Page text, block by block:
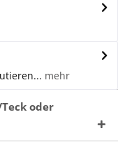
mehr
oder